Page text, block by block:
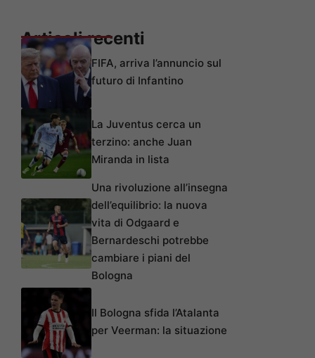
Articoli recenti
FIFA, arriva l’annuncio sul
futuro di Infantino
La Juventus cerca un
terzino: anche Juan
Miranda in lista
Una rivoluzione all’insegna
dell’equilibrio: la nuova
vita di Odgaard e
Bernardeschi potrebbe
cambiare i piani del
Bologna
Il Bologna sfida l’Atalanta
per Veerman: la situazione